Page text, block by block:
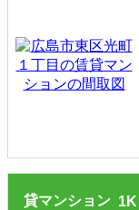
貸マンション 1K